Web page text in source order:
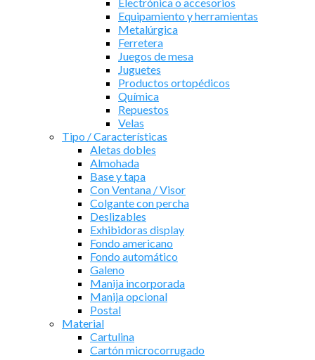
Equipamiento y herramientas
Metalúrgica
Ferretera
Juegos de mesa
Juguetes
Productos ortopédicos
Química
Repuestos
Velas
Tipo / Características
Aletas dobles
Almohada
Base y tapa
Con Ventana / Visor
Colgante con percha
Deslizables
Exhibidoras display
Fondo americano
Fondo automático
Galeno
Manija incorporada
Manija opcional
Postal
Material
Cartulina
Cartón microcorrugado